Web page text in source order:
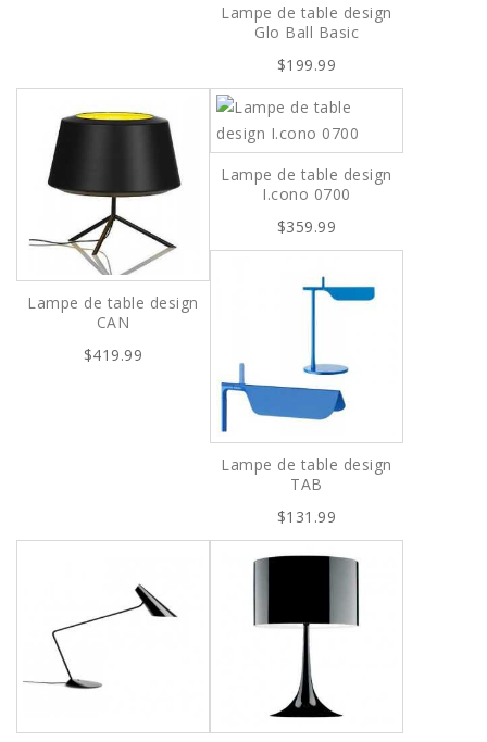
Lampe de table design
Glo Ball Basic
$199.99
Lampe de table design
CAN
$419.99
Lampe de table design
I.cono 0700
$359.99
Lampe de table design
TAB
$131.99